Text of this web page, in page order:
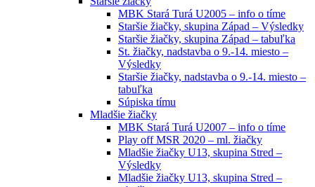
MBK Stará Turá U2005 – info o tíme
Staršie žiačky, skupina Západ – Výsledky
Staršie žiačky, skupina Západ – tabuľka
St. žiačky, nadstavba o 9.-14. miesto –
Výsledky
Staršie žiačky, nadstavba o 9.-14. miesto –
tabuľka
Súpiska tímu
Mladšie žiačky
MBK Stará Turá U2007 – info o tíme
Play off MSR 2020 – ml. žiačky
Mladšie žiačky U13, skupina Stred –
Výsledky
Mladšie žiačky U13, skupina Stred –